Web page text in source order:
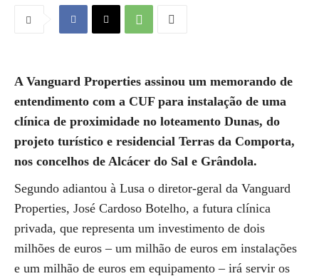
A Vanguard Properties assinou um memorando de
entendimento com a CUF para instalação de uma
clínica de proximidade no loteamento Dunas, do
projeto turístico e residencial Terras da Comporta,
nos concelhos de Alcácer do Sal e Grândola.
Segundo adiantou à Lusa o diretor-geral da Vanguard
Properties, José Cardoso Botelho, a futura clínica
privada, que representa um investimento de dois
milhões de euros – um milhão de euros em instalações
e um milhão de euros em equipamento – irá servir os